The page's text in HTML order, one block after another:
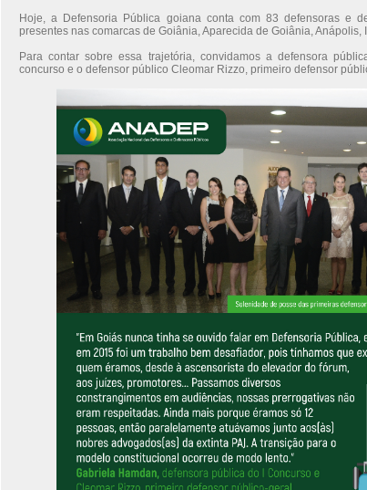
Hoje, a Defensoria Pública goiana conta com 83 defensoras e
presentes nas comarcas de Goiânia, Aparecida de Goiânia, Anápolis,
Para contar sobre essa trajetória, convidamos a defensora
concurso e o defensor público Cleomar Rizzo, primeiro defensor